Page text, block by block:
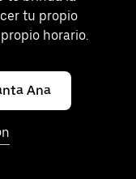
tu propio
horario.
Ana